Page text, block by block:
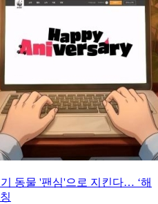
동물 '팬심'으로 지킨다… ‘해